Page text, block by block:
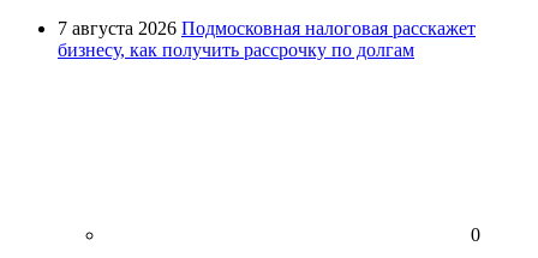
7 августа 2026 Подмосковная налоговая расскажет
бизнесу, как получить рассрочку по долгам
0